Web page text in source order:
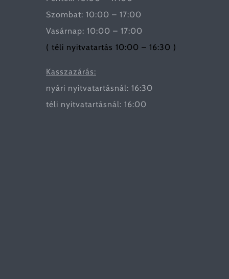
Szombat: 10:00 – 17:00
Vasárnap: 10:00 – 17:00
( téli nyitvatartás 10:00 – 16:30 )
Kasszazárás:
nyári nyitvatartásnál: 16:30
téli nyitvatartásnál: 16:00